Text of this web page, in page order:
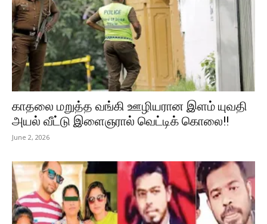
காதலை மறுத்த வங்கி ஊழியரான இளம் யுவதி
அயல் வீட்டு இளைஞரால் வெட்டிக் கொலை!!
June 2, 2026